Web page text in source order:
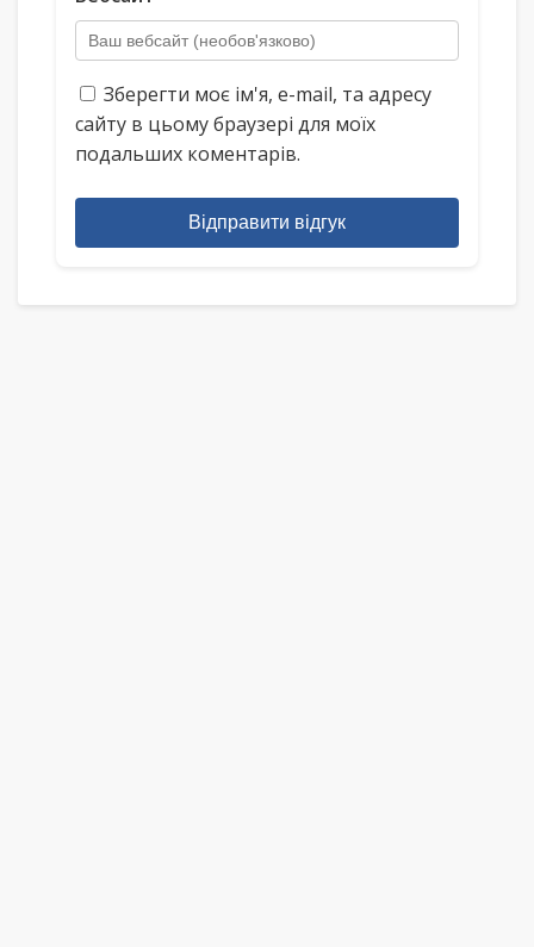
Зберегти моє ім'я, e-mail, та адресу
сайту в цьому браузері для моїх
подальших коментарів.
Відправити відгук